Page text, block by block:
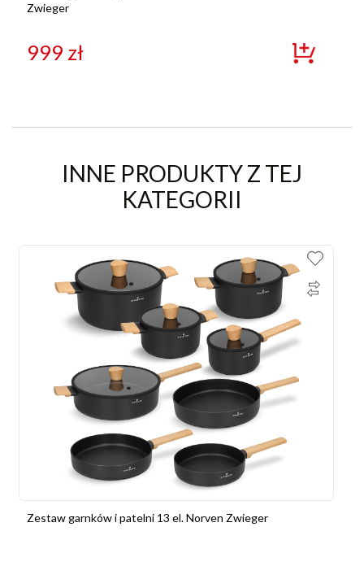
Zwieger
999 zł
INNE PRODUKTY Z TEJ
KATEGORII
Zestaw garnków i patelni 13 el. Norven Zwieger